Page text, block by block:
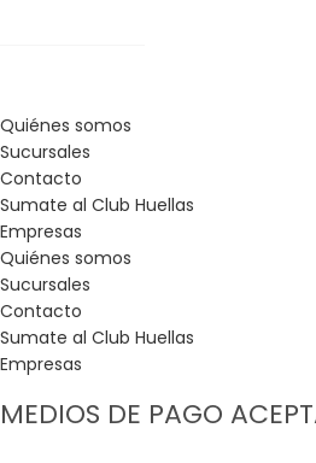
Quiénes somos
Sucursales
Contacto
Sumate al Club Huellas
Empresas
Quiénes somos
Sucursales
Contacto
Sumate al Club Huellas
Empresas
MEDIOS DE PAGO